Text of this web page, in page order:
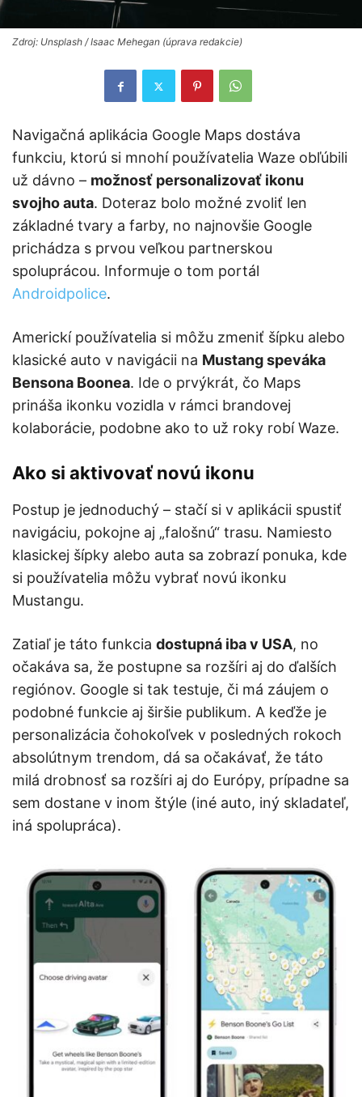
Zdroj: Unsplash / Isaac Mehegan (úprava redakcie)
Navigačná aplikácia Google Maps dostáva
funkciu, ktorú si mnohí používatelia Waze obľúbili
už dávno – možnosť personalizovať ikonu
svojho auta. Doteraz bolo možné zvoliť len
základné tvary a farby, no najnovšie Google
prichádza s prvou veľkou partnerskou
spoluprácou. Informuje o tom portál
Androidpolice.
Americkí používatelia si môžu zmeniť šípku alebo
klasické auto v navigácii na Mustang speváka
Bensona Boonea. Ide o prvýkrát, čo Maps
prináša ikonku vozidla v rámci brandovej
kolaborácie, podobne ako to už roky robí Waze.
Ako si aktivovať novú ikonu
Postup je jednoduchý – stačí si v aplikácii spustiť
navigáciu, pokojne aj „falošnú“ trasu. Namiesto
klasickej šípky alebo auta sa zobrazí ponuka, kde
si používatelia môžu vybrať novú ikonku
Mustangu.
Zatiaľ je táto funkcia dostupná iba v USA, no
očakáva sa, že postupne sa rozšíri aj do ďalších
regiónov. Google si tak testuje, či má záujem o
podobné funkcie aj širšie publikum. A keďže je
personalizácia čohokoľvek v posledných rokoch
absolútnym trendom, dá sa očakávať, že táto
milá drobnosť sa rozšíri aj do Európy, prípadne sa
sem dostane v inom štýle (iné auto, iný skladateľ,
iná spolupráca).